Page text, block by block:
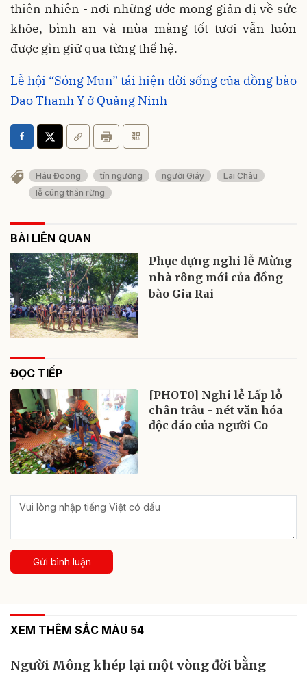
thiên nhiên - nơi những ước mong giản dị về sức
khỏe, bình an và mùa màng tốt tươi vẫn luôn
được gìn giữ qua từng thế hệ.
Lễ hội “Sóng Mun” tái hiện đời sống của đồng bào
Dao Thanh Y ở Quảng Ninh
Háu Đoong tín ngưỡng người Giáy
Lai Châu
lễ cúng thần rừng
BÀI LIÊN QUAN
Phục dựng nghi lễ Mừng
nhà rông mới của đồng
bào Gia Rai
ĐỌC TIẾP
[PHOT0] Nghi lễ Lấp lỗ
chân trâu - nét văn hóa
độc đáo của người Co
Gửi bình luận
XEM THÊM SẮC MÀU 54
Người Mông khép lại một vòng đời bằng